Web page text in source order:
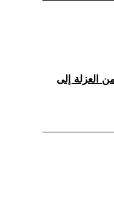
العزلة إلى